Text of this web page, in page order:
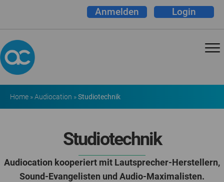
Anmelden Login
Home »Audiocation »Studiotechnik
Studiotechnik
Audiocation kooperiert mit Lautsprecher-Herstellern,
Sound-Evangelisten und Audio-Maximalisten.